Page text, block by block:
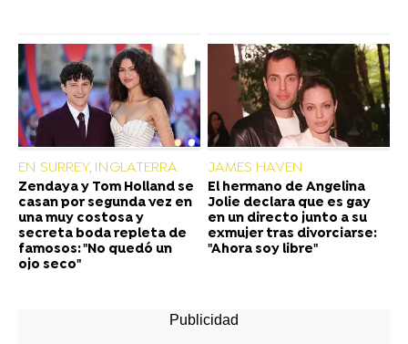
EN SURREY, INGLATERRA
Zendaya y Tom Holland se
casan por segunda vez en
una muy costosa y
secreta boda repleta de
famosos: "No quedó un
ojo seco"
JAMES HAVEN
El hermano de Angelina
Jolie declara que es gay
en un directo junto a su
exmujer tras divorciarse:
"Ahora soy libre"